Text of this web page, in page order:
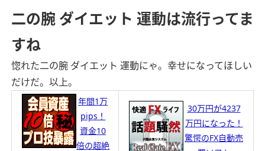
二の腕 ダイエット 運動は流行ってま
すね
惚れた二の腕 ダイエット 運動にゃ。幸せになってほしい
だけだ。以上。
年間1万
pips！
資金10
倍の超絶
30万円が4237
万円になった！
驚愕のFX自動売